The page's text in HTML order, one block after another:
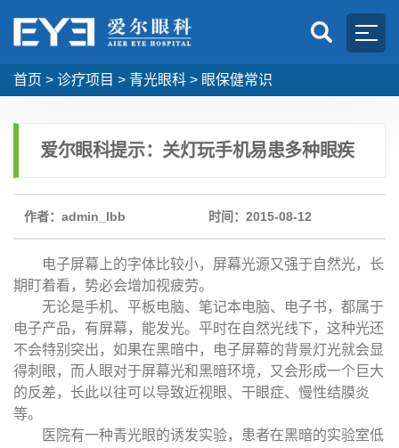
首页 > 诊疗项目 > 青光眼科 > 眼保健常识
爱尔眼科提示：关灯玩手机易患多种眼疾
作者：admin_lbb 时间：2015-08-12
电子屏幕上的字体比较小，屏幕光源又强于自然光，长
期盯着看，势必会增加视疲劳。
无论是手机、平板电脑、笔记本电脑、电子书，都属于
电子产品，有屏幕，能发光。平时在自然光线下，这种光还
不会特别突出，如果在黑暗中，电子屏幕的背景灯光就会显
得刺眼，而人眼对于屏幕光和黑暗环境，又会形成一个巨大
的反差，长此以往可以导致近视眼、干眼症、慢性结膜炎
等。
医院有一种青光眼的诱发实验，患者在黑暗的实验室低